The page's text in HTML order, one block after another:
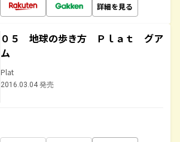
詳細を見る
０５ 地球の歩き方 Ｐｌａｔ グア
ム
Plat
2016.03.04 発売